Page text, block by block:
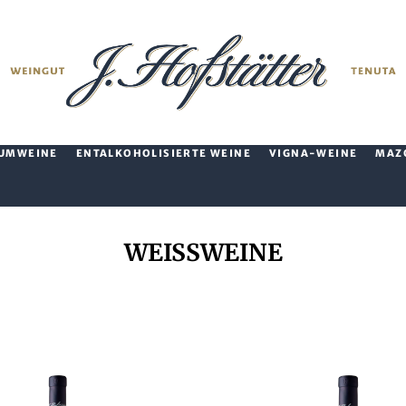
ENTALKOHOLISIERTE WEINE VIGNA-WEINE
WEISSWEINE